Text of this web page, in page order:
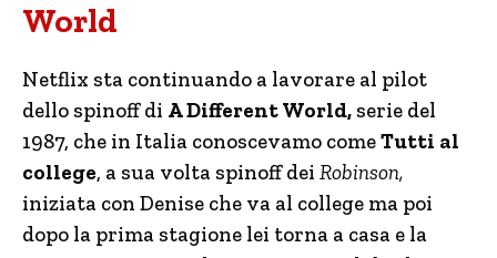
World
Netflix sta continuando a lavorare al pilot
dello spinoff di A Different World, serie del
1987, che in Italia conoscevamo comeTutti al
college, a sua volta spinoff dei Robinson,
iniziata con Denise che va al college ma poi
dopo la prima stagione lei torna a casa e la